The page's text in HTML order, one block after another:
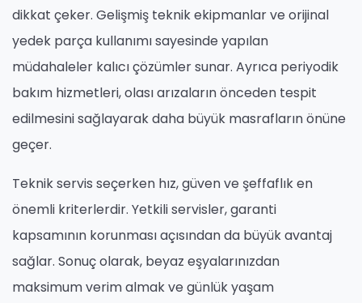
dikkat çeker. Gelişmiş teknik ekipmanlar ve orijinal
yedek parça kullanımı sayesinde yapılan
müdahaleler kalıcı çözümler sunar. Ayrıca periyodik
bakım hizmetleri, olası arızaların önceden tespit
edilmesini sağlayarak daha büyük masrafların önüne
geçer.
Teknik servis seçerken hız, güven ve şeffaflık en
önemli kriterlerdir. Yetkili servisler, garanti
kapsamının korunması açısından da büyük avantaj
sağlar. Sonuç olarak, beyaz eşyalarınızdan
maksimum verim almak ve günlük yaşam